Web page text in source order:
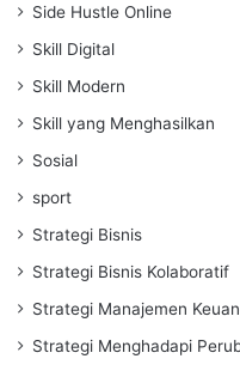
Side Hustle Online
Skill Digital
Skill Modern
Skill yang Menghasilkan
Sosial
sport
Strategi Bisnis
Strategi Bisnis Kolaboratif
Strategi Manajemen
Strategi Menghadapi